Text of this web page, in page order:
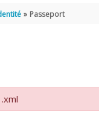
CRÉPIN
Passeport